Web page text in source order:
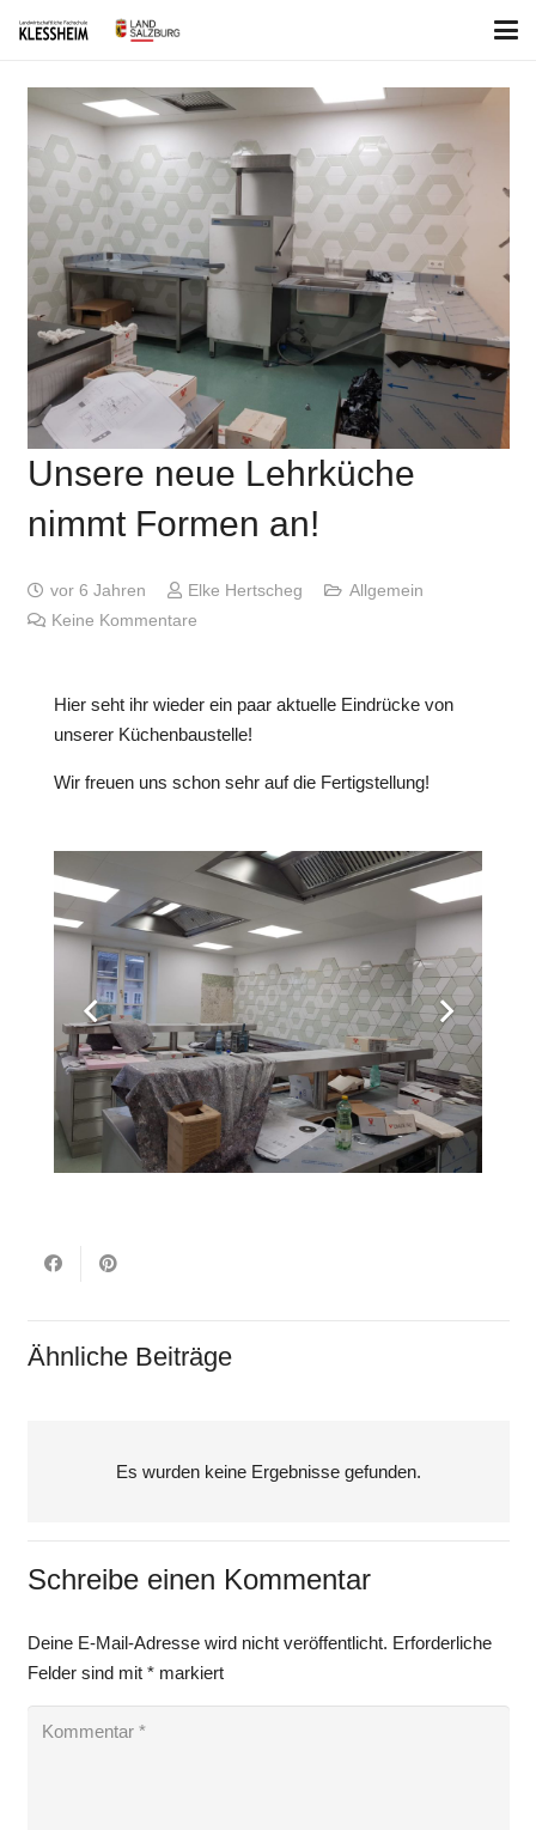
Unsere neue Lehrküche
nimmt Formen an!
vor 6 Jahren Elke Hertscheg
Allgemein
Keine Kommentare
Hier seht ihr wieder ein paar aktuelle Eindrücke von
unserer Küchenbaustelle!
Wir freuen uns schon sehr auf die Fertigstellung!
Ähnliche Beiträge
Es wurden keine Ergebnisse gefunden.
Schreibe einen Kommentar
Deine E-Mail-Adresse wird nicht veröffentlicht. Erforderliche
Felder sind mit *markiert